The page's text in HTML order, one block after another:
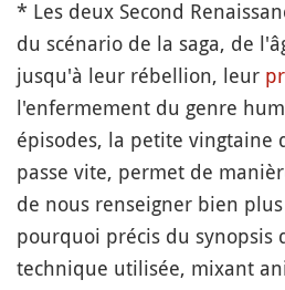
* Les deux Second
du scénario de la saga, de
jusqu'à leur rébellion, leur
l'enfermement du genre
épisodes, la petite vingtaine
passe vite, permet de
de nous renseigner bien
pourquoi précis du synopsis
technique utilisée, mixant